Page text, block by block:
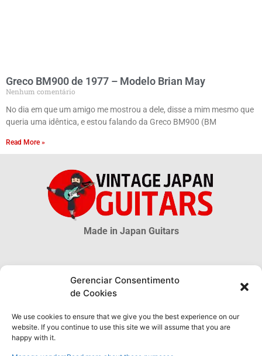
Gerenciar Consentimento
de Cookies
We use cookies to ensure that we give you the best experience on our
website. If you continue to use this site we will assume that you are
happy with it.
Greco BM900 de 1977 – Modelo Brian May
Nenhum comentário
No dia em que um amigo me mostrou a dele, disse a mim mesmo que
queria uma idêntica, e estou falando da Greco BM900 (BM
Read More »
Made in Japan Guitars
© 2026 Vintage Japan Guitars
guitarras MIJ são incertas, muito mais são desconhecidas. As
informações obtidas através deste site NÃO possuem qualquer validade
oficial ou legal e não podem ser utilizadas como prova de autenticidade
de qualquer produto.